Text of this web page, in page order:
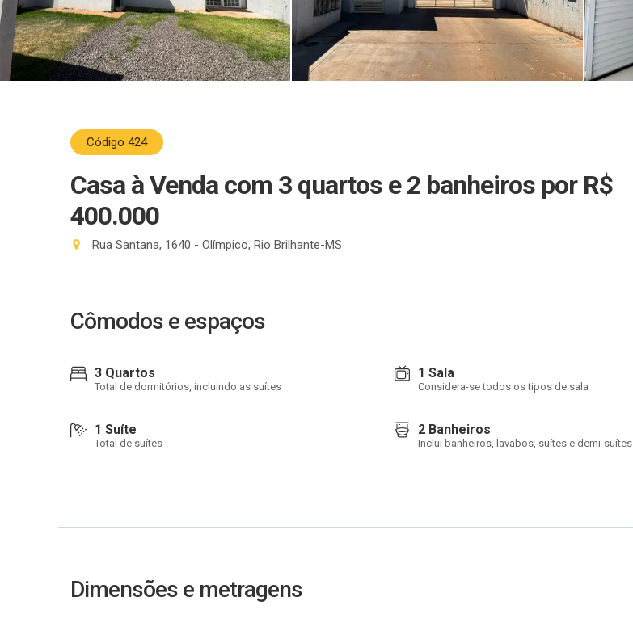
Código 424
Casa à Venda com 3 quartos e 2 banheiros por R$
400.000
Rua Santana, 1640 - Olímpico, Rio Brilhante-MS
Cômodos e espaços
3 Quartos
Total de dormitórios, incluindo as suítes
1 Sala
Considera-se todos os tipos de sala
1 Suíte
Total de suítes
2 Banheiros
Inclui banheiros, lavabos, suítes e demi-suítes
Dimensões e metragens